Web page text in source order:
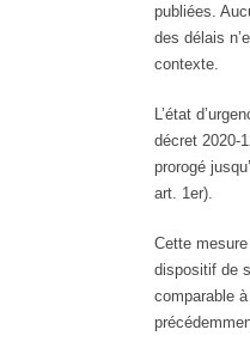
publiées.
des délais
contexte.
L’état
décret 2020-
prorogé
art. 1er).
Cette mesure
dispositif de
comparable